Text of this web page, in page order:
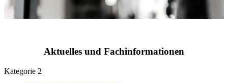
Aktuelles und Fachinformationen
Kategorie 2